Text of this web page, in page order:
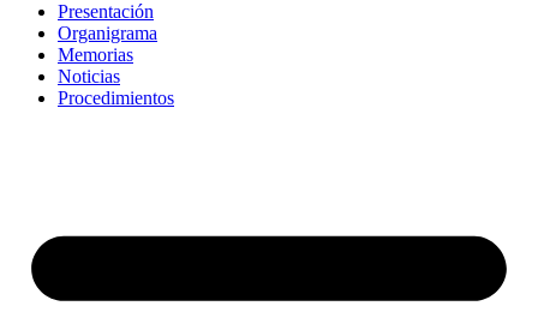
Presentación
Organigrama
Memorias
Noticias
Procedimientos